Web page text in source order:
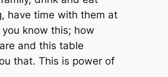
have time with them at
know this; how
and this table
that. This is power of